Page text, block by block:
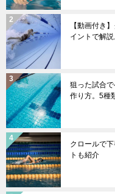
【動画付き
イントで解説
狙った試合
作り方。5種
クロールで
トも紹介